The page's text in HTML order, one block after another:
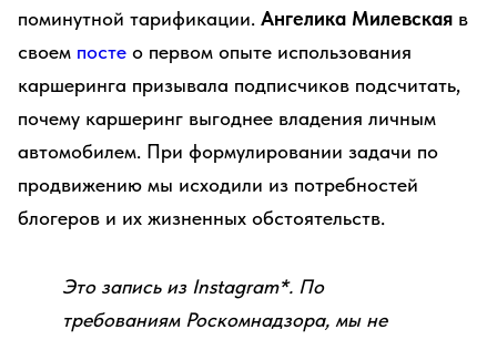
поминутной тарификации. Ангелика Милевская в
своем посте о первом опыте использования
каршеринга призывала подписчиков подсчитать,
почему каршеринг выгоднее владения личным
автомобилем. При формулировании задачи по
продвижению мы исходили из потребностей
блогеров и их жизненных обстоятельств.
Это запись из Instagram*. По
требованиям Роскомнадзора, мы не